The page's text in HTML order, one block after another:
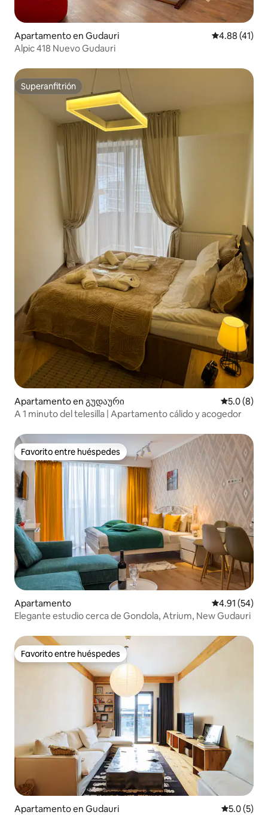
Apartamento en Gudauri Calificación
4.88 (41)
Alpic 418 Nuevo Gudauri
Superanfitrión
Superanfitrión
Apartamento en გუდაური
5.0 (8)
A 1 minuto del telesilla | Apartamento cálido y acogedor
Favorito entre huéspedes
Favorito entre huéspedes
Apartamento Calificación
4.91 (54)
Elegante estudio cerca de Gondola, Atrium, New Gudauri
Favorito entre huéspedes
Favorito entre huéspedes
Apartamento en Gudauri 5.0 (5)